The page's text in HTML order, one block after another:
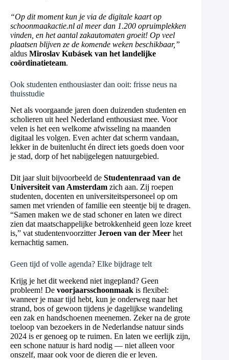
“Op dit moment kun je via de digitale kaart op
schoonmaakactie.nl al meer dan 1.200 opruimplekken
vinden, en het aantal zakautomaten groeit! Op veel
plaatsen blijven ze de komende weken beschikbaar,”
aldus Miroslav Kubásek van het landelijke
coördinatieteam.
Ook studenten enthousiaster dan ooit: frisse neus na
thuisstudie
Net als voorgaande jaren doen duizenden studenten en
scholieren uit heel Nederland enthousiast mee. Voor
velen is het een welkome afwisseling na maanden
digitaal les volgen. Even achter dat scherm vandaan,
lekker in de buitenlucht én direct iets goeds doen voor
je stad, dorp of het nabijgelegen natuurgebied.
Dit jaar sluit bijvoorbeeld de Studentenraad van de
Universiteit van Amsterdam zich aan. Zij roepen
studenten, docenten en universiteitspersoneel op om
samen met vrienden of familie een steentje bij te dragen.
“Samen maken we de stad schoner en laten we direct
zien dat maatschappelijke betrokkenheid geen loze kreet
is,” vat studentenvoorzitterJeroen van der Meer het
kernachtig samen.
Geen tijd of volle agenda? Elke bijdrage telt
Krijg je het dit weekend niet ingepland? Geen
probleem! De voorjaarsschoonmaak is flexibel:
wanneer je maar tijd hebt, kun je onderweg naar het
strand, bos of gewoon tijdens je dagelijkse wandeling
een zak en handschoenen meenemen. Zeker na de grote
toeloop van bezoekers in de Nederlandse natuur sinds
2024 is er genoeg op te ruimen. En laten we eerlijk zijn,
een schone natuur is hard nodig — niet alleen voor
onszelf, maar ook voor de dieren die er leven.